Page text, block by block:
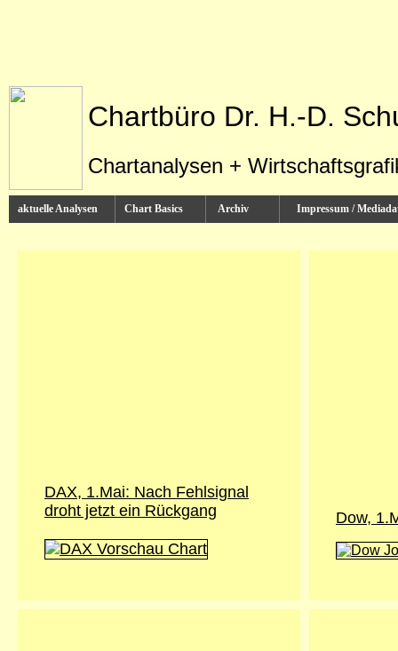
Chartbüro Dr. H.-D.
Chartanalysen +
aktuelle Analysen Chart Basics Archiv Impressum /
DAX, 1.Mai: Nach Fehlsignal
droht jetzt ein Rückgang
Dow,